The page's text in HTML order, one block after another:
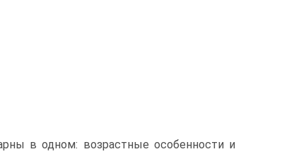
в одном: возрастные особенности и